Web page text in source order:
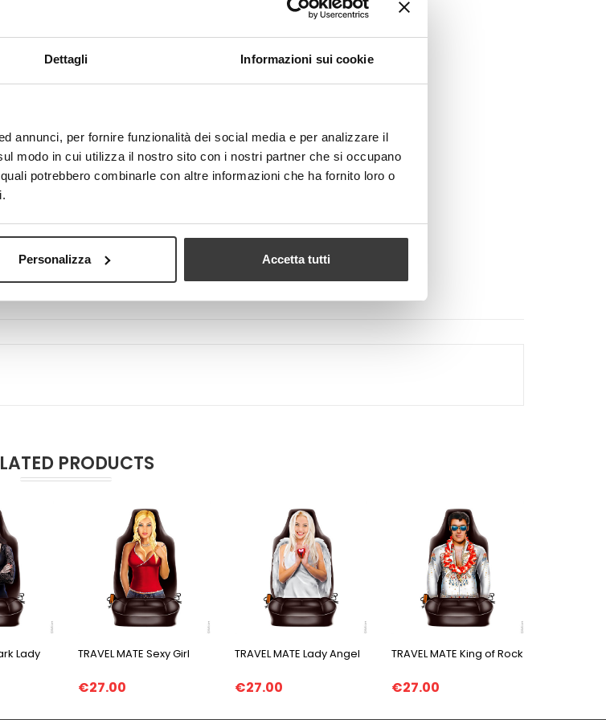
Dettagli Informazioni sui cookie
annunci, per fornire funzionalità dei social media e per analizzare il
modo in cui utilizza il nostro sito con i nostri partner che si occupano
potrebbero combinarle con altre informazioni che ha fornito loro o
Personalizza Accetta tutti
PRODUCTS
Lady TRAVEL MATE Sexy Girl
€27.00
TRAVEL MATE Lady Angel
€27.00
TRAVEL MATE King of Rock
€27.00